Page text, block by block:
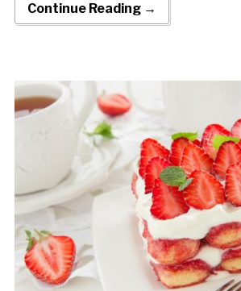
Continue Reading →